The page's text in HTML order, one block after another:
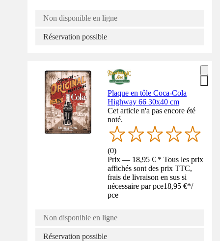
Non disponible en ligne
Réservation possible
Plaque en tôle Coca-Cola
Highway 66 30x40 cm
Cet article n'a pas encore été
noté.
(0)
Prix — 18,95 € * Tous les prix
affichés sont des prix TTC,
frais de livraison en sus si
nécessaire par pce18,95 €*/
pce
Non disponible en ligne
Réservation possible